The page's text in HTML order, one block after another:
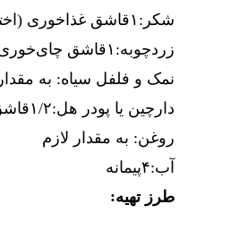
شکر: ۱قاشق غذاخوری
زردچوبه: ۱قاشق
نمک و فلفل سیاه: به
دارچین یا پودر هل:۱/۲
روغن: به مقدار لازم
آب:۴پیمانه
طرز تهیه: